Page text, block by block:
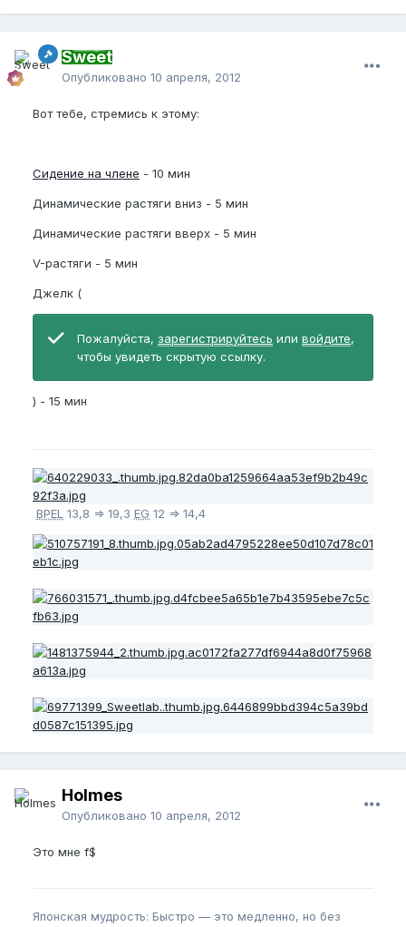
Sweet
Опубликовано 10 апреля, 2012
Вот тебе, стремись к этому:
Сидение на члене - 10 мин
Динамические растяги вниз - 5 мин
Динамические растяги вверх - 5 мин
V-растяги - 5 мин
Джелк (
Пожалуйста, зарегистрируйтесь или войдите,
чтобы увидеть скрытую ссылку.
) - 15 мин
BPEL 13,8 => 19,3 EG 12 => 14,4
Holmes
Опубликовано 10 апреля, 2012
Это мне f$
Японская мудрость: Быстро — это медленно, но без